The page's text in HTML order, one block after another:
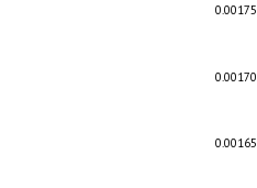
0.00165
0.00170
0.00175